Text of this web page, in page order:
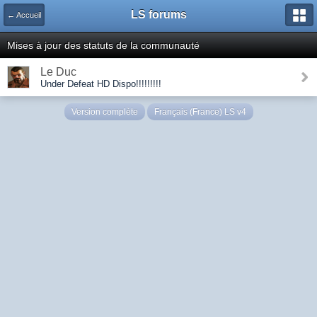
← Accueil LS forums
Mises à jour des statuts de la communauté
Le Duc
Under Defeat HD Dispo!!!!!!!!!
Version complète Français (France) LS v4